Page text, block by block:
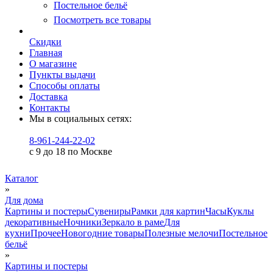
Постельное бельё
Посмотреть все товары
Скидки
Главная
О магазине
Пункты выдачи
Способы оплаты
Доставка
Контакты
Мы в социальных сетях:
8-961-244-22-02
с 9 до 18 по Москве
Каталог
»
Для дома
Картины и постерыСувенирыРамки для картинЧасыКуклы
декоративныеНочникиЗеркало в рамеДля
кухниПрочееНовогодние товарыПолезные мелочиПостельное
бельё
»
Картины и постеры